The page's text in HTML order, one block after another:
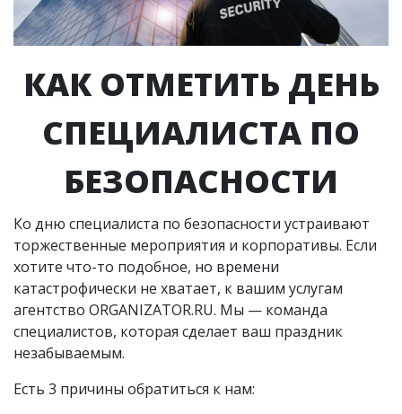
КАК ОТМЕТИТЬ ДЕНЬ
СПЕЦИАЛИСТА ПО
БЕЗОПАСНОСТИ
Ко дню специалиста по безопасности устраивают
торжественные мероприятия и корпоративы. Если
хотите что-то подобное, но времени
катастрофически не хватает, к вашим услугам
агентство ORGANIZATOR.RU. Мы — команда
специалистов, которая сделает ваш праздник
незабываемым.
Есть 3 причины обратиться к нам: